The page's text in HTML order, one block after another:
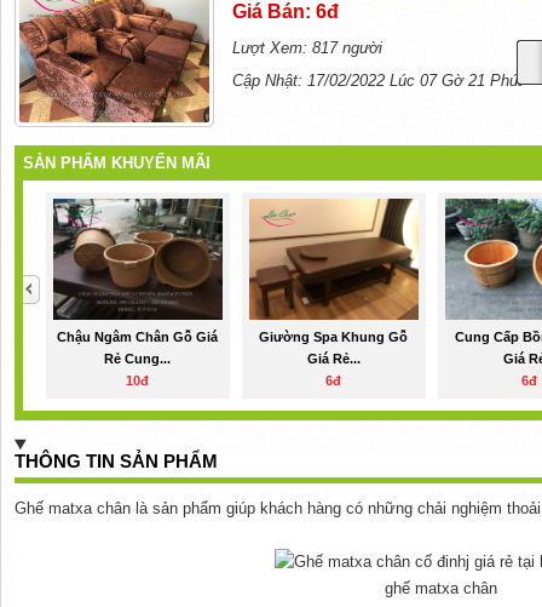
Giá Bán: 6đ
Lượt Xem: 817 người
Cập Nhật: 17/02/2022 Lúc 07 Gờ 21 Phút
SẢN PHẨM KHUYẾN MÃI
Chậu Ngâm Chân Gỗ Giá
Rẻ Cung...
10đ
Giường Spa Khung Gỗ
Giá Rẻ...
6đ
Cung Cấp
Giá
6đ
THÔNG TIN SẢN PHẨM
Ghế matxa chân là sản phẩm giúp khách hàng có những chải nghiệm
ghế matxa chân